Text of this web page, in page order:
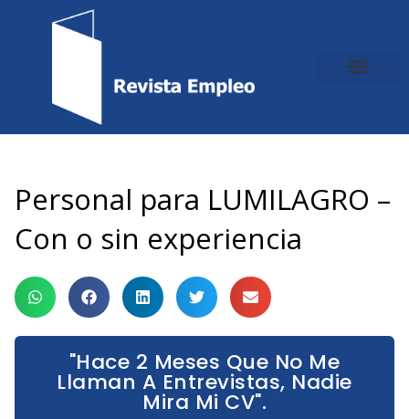
Personal para LUMILAGRO –
Con o sin experiencia
"Hace 2 Meses Que No Me
Llaman A Entrevistas, Nadie
Mira Mi CV".